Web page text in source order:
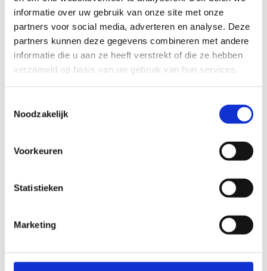
informatie over uw gebruik van onze site met onze
partners voor social media, adverteren en analyse. Deze
partners kunnen deze gegevens combineren met andere
informatie die u aan ze heeft verstrekt of die ze hebben
verzameld op basis van uw gebruik van hun services.
Noodzakelijk
Voorkeuren
Statistieken
Marketing
Bekijk alle foto's
Wat vond je van deze route?